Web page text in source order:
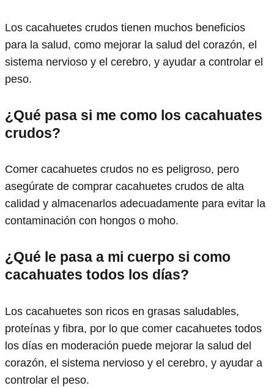
Los cacahuetes crudos tienen muchos beneficios
para la salud, como mejorar la salud del corazón, el
sistema nervioso y el cerebro, y ayudar a controlar el
peso.
¿Qué pasa si me como los cacahuates
crudos?
Comer cacahuetes crudos no es peligroso, pero
asegúrate de comprar cacahuetes crudos de alta
calidad y almacenarlos adecuadamente para evitar la
contaminación con hongos o moho.
¿Qué le pasa a mi cuerpo si como
cacahuates todos los días?
Los cacahuetes son ricos en grasas saludables,
proteínas y fibra, por lo que comer cacahuetes todos
los días en moderación puede mejorar la salud del
corazón, el sistema nervioso y el cerebro, y ayudar a
controlar el peso.